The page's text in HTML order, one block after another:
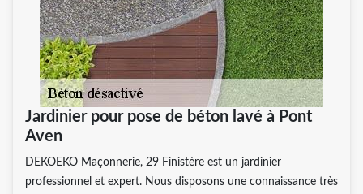
Jardinier pour pose de béton lavé à Pont
Aven
DEKOEKO Maçonnerie, 29 Finistère est un jardinier
professionnel et expert. Nous disposons une connaissance très